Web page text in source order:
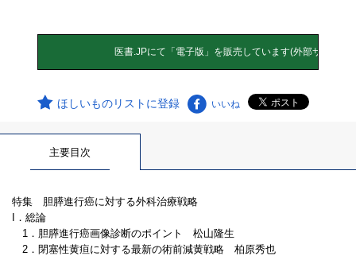
ほしいものリストに登録 いいね
主要目次
特集 胆膵進行癌に対する外科治療戦略
I．総論
1．胆膵進行癌画像診断のポイント 松山隆生
2．閉塞性黄疸に対する最新の術前減黄戦略 柏原秀也